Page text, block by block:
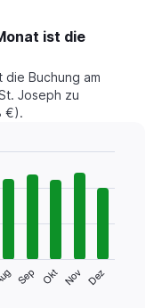
ist die
die Buchung am
Joseph zu
€).
Sep Okt Nov Dez